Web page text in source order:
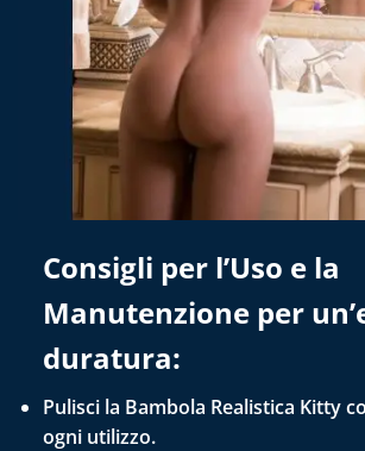
Consigli per l’Uso e la
Manutenzione per
duratura:
Pulisci la Bambola Realistica Kitty
ogni utilizzo.